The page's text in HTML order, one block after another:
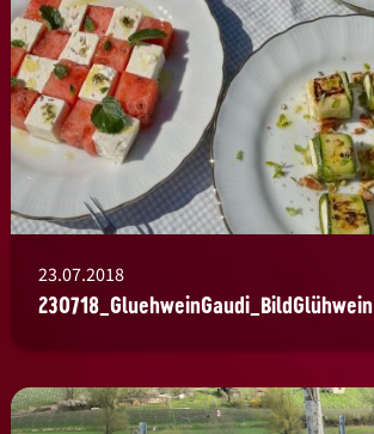
23.07.2018
230718_GluehweinGaudi_BildGlühwein